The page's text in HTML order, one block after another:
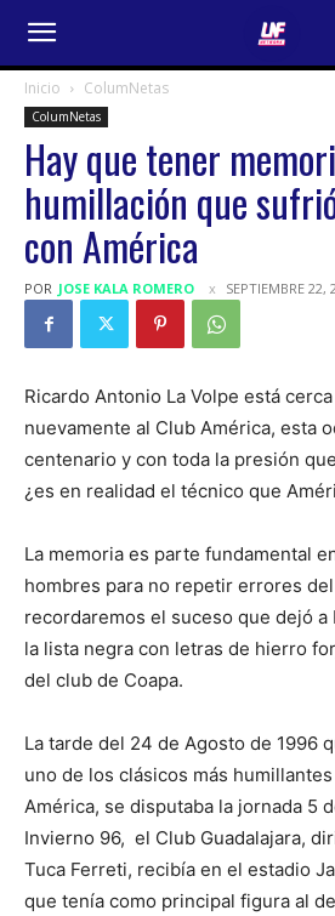
Inicio ColumNetas
ColumNetas
Hay que tener
humillación que
con América
POR JOSE KALA ROMERO SEPTIEMBRE 22,
Ricardo Antonio La Volpe está
nuevamente al Club América, esta
centenario y con toda la presión
¿es en realidad el técnico que
La memoria es parte fundamental
hombres para no repetir errores
recordaremos el suceso que dejó a
la lista negra con letras de hierro
del club de Coapa.
La tarde del 24 de Agosto de 1996
uno de los clásicos más
América, se disputaba la jornada 5
Invierno 96, el Club Guadalajara,
Tuca Ferreti, recibía en el estadio
que tenía como principal figura al